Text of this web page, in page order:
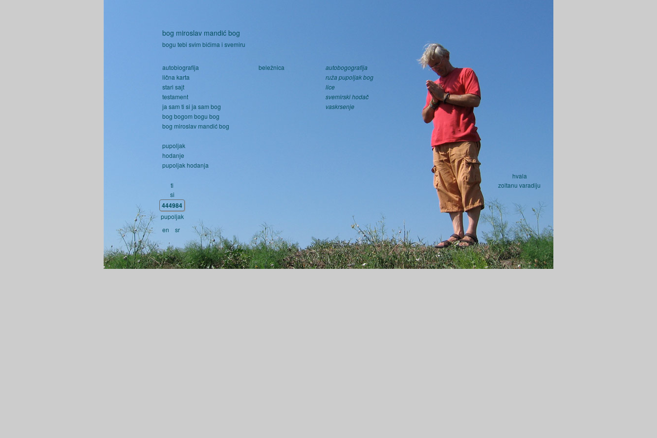
bog miroslav mandić bog
bogu tebi svim bićima i svemiru
autobiografija
lična karta
stari sajt
testament
ja sam ti si ja sam bog
bog bogom bogu bog
bog miroslav mandić bog
pupoljak
hodanje
pupoljak hodanja
beležnica
autobogografija
ruža pupoljak bog
lice
svemirski hodač
vaskrsenje
hvala
zoltanu varadiju
ti
si
444984
pupoljak
en
sr